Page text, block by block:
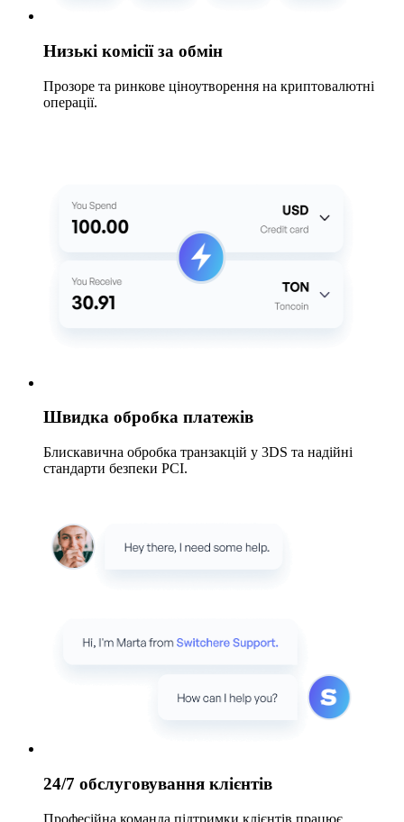
Низькі комісії за обмін
Прозоре та ринкове ціноутворення на криптовалютні
операції.
Швидка обробка платежів
Блискавична обробка транзакцій у 3DS та надійні
стандарти безпеки PCI.
24/7 обслуговування клієнтів
Професійна команда підтримки клієнтів працює